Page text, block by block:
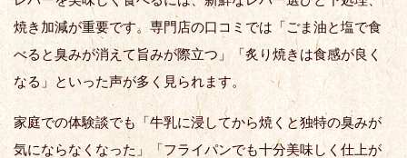
焼き加減が重要です。専門店の口コミでは「ごま油と塩で食
べると臭みが消えて旨みが際立つ」「炙り焼きは食感が良く
なる」といった声が多く見られます。
家庭での体験談でも「牛乳に浸してから焼くと独特の臭みが
気にならなくなった」「フライパンでも十分美味しく仕上が